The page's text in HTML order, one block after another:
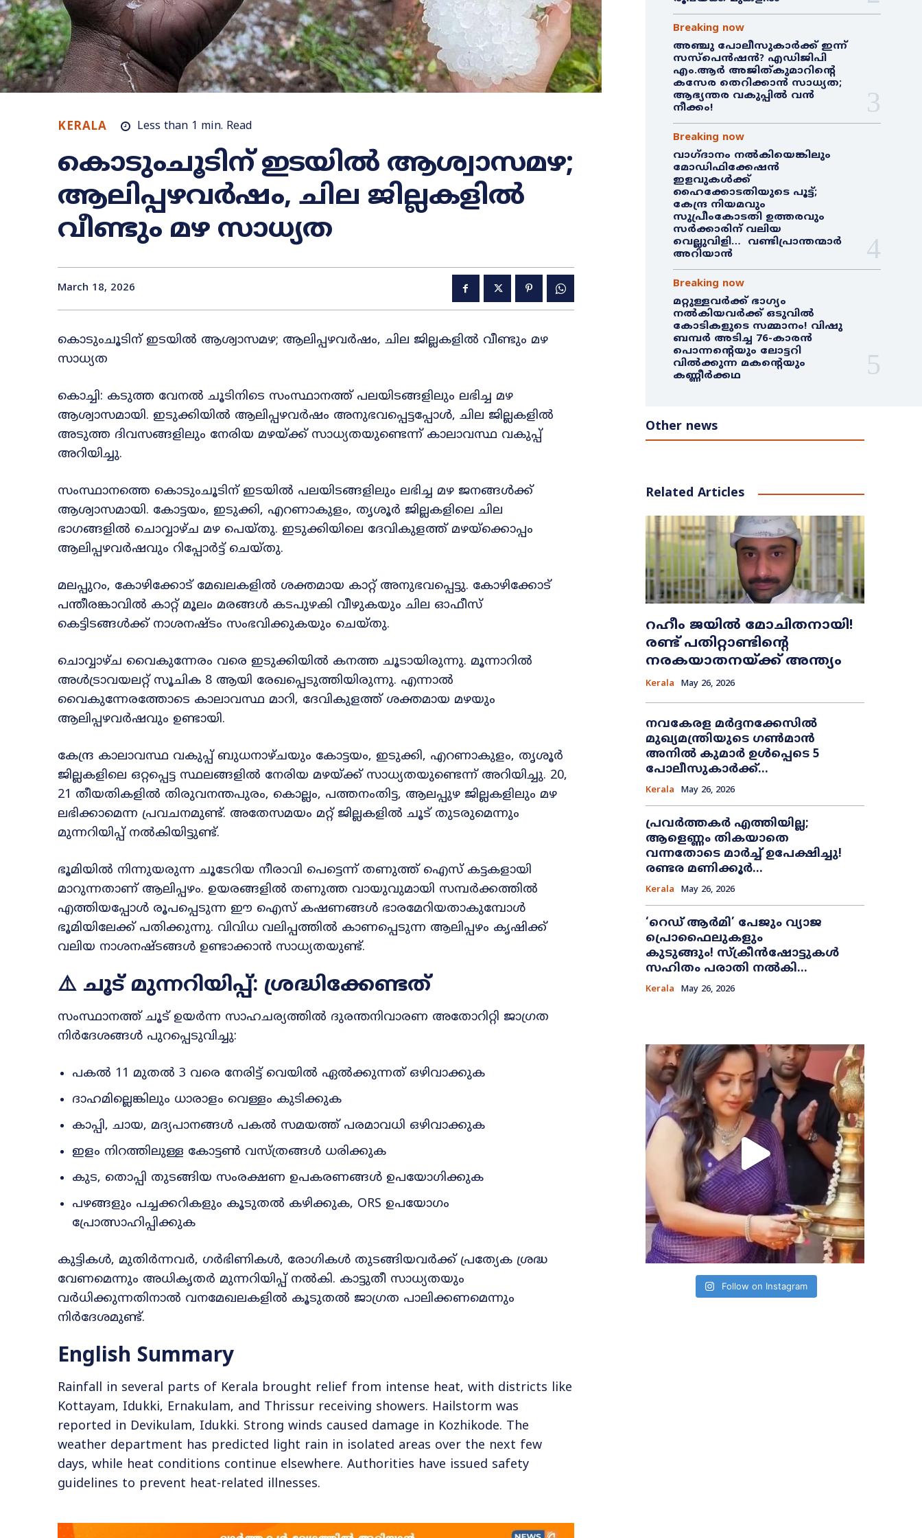
KERALA Less than 1 min. Read
കൊടുംചൂടിന് ഇടയിൽ ആശ്വാസമഴ;
ആലിപ്പഴവർഷം, ചില ജില്ലകളിൽ
വീണ്ടും മഴ സാധ്യത
March 18, 2026
കൊടുംചൂടിന് ഇടയിൽ ആശ്വാസമഴ; ആലിപ്പഴവർഷം, ചില ജില്ലകളിൽ വീണ്ടും മഴ
സാധ്യത
കൊച്ചി: കടുത്ത വേനൽ ചൂടിനിടെ സംസ്ഥാനത്ത് പലയിടങ്ങളിലും ലഭിച്ച മഴ
ആശ്വാസമായി. ഇടുക്കിയിൽ ആലിപ്പഴവർഷം അനുഭവപ്പെട്ടപ്പോൾ, ചില ജില്ലകളിൽ
അടുത്ത ദിവസങ്ങളിലും നേരിയ മഴയ്ക്ക് സാധ്യതയുണ്ടെന്ന് കാലാവസ്ഥ വകുപ്പ്
അറിയിച്ചു.
സംസ്ഥാനത്തെ കൊടുംചൂടിന് ഇടയിൽ പലയിടങ്ങളിലും ലഭിച്ച മഴ ജനങ്ങൾക്ക്
ആശ്വാസമായി. കോട്ടയം, ഇടുക്കി, എറണാകുളം, തൃശൂർ ജില്ലകളിലെ ചില
ഭാഗങ്ങളിൽ ചൊവ്വാഴ്ച മഴ പെയ്തു. ഇടുക്കിയിലെ ദേവികുളത്ത് മഴയ്‌ക്കൊപ്പം
ആലിപ്പഴവർഷവും റിപ്പോർട്ട് ചെയ്തു.
മലപ്പുറം, കോഴിക്കോട് മേഖലകളിൽ ശക്തമായ കാറ്റ് അനുഭവപ്പെട്ടു. കോഴിക്കോട്
പന്തീരങ്കാവിൽ കാറ്റ് മൂലം മരങ്ങൾ കടപുഴകി വീഴുകയും ചില ഓഫീസ്
കെട്ടിടങ്ങൾക്ക് നാശനഷ്ടം സംഭവിക്കുകയും ചെയ്തു.
ചൊവ്വാഴ്ച വൈകുന്നേരം വരെ ഇടുക്കിയിൽ കനത്ത ചൂടായിരുന്നു. മൂന്നാറിൽ
അൾട്രാവയലറ്റ് സൂചിക 8 ആയി രേഖപ്പെടുത്തിയിരുന്നു. എന്നാൽ
വൈകുന്നേരത്തോടെ കാലാവസ്ഥ മാറി, ദേവികുളത്ത് ശക്തമായ മഴയും
ആലിപ്പഴവർഷവും ഉണ്ടായി.
കേന്ദ്ര കാലാവസ്ഥ വകുപ്പ് ബുധനാഴ്ചയും കോട്ടയം, ഇടുക്കി, എറണാകുളം, തൃശൂർ
ജില്ലകളിലെ ഒറ്റപ്പെട്ട സ്ഥലങ്ങളിൽ നേരിയ മഴയ്ക്ക് സാധ്യതയുണ്ടെന്ന് അറിയിച്ചു. 20,
21 തീയതികളിൽ തിരുവനന്തപുരം, കൊല്ലം, പത്തനംതിട്ട, ആലപ്പുഴ ജില്ലകളിലും മഴ
ലഭിക്കാമെന്ന പ്രവചനമുണ്ട്. അതേസമയം മറ്റ് ജില്ലകളിൽ ചൂട് തുടരുമെന്നും
മുന്നറിയിപ്പ് നൽകിയിട്ടുണ്ട്.
ഭൂമിയിൽ നിന്നുയരുന്ന ചൂടേറിയ നീരാവി പെട്ടെന്ന് തണുത്ത് ഐസ് കട്ടകളായി
മാറുന്നതാണ് ആലിപ്പഴം. ഉയരങ്ങളിൽ തണുത്ത വായുവുമായി സമ്പർക്കത്തിൽ
എത്തിയപ്പോൾ രൂപപ്പെടുന്ന ഈ ഐസ് കഷണങ്ങൾ ഭാരമേറിയതാകുമ്പോൾ
ഭൂമിയിലേക്ക് പതിക്കുന്നു. വിവിധ വലിപ്പത്തിൽ കാണപ്പെടുന്ന ആലിപ്പഴം കൃഷിക്ക്
വലിയ നാശനഷ്ടങ്ങൾ ഉണ്ടാക്കാൻ സാധ്യതയുണ്ട്.
⚠️ ചൂട് മുന്നറിയിപ്പ്: ശ്രദ്ധിക്കേണ്ടത്
സംസ്ഥാനത്ത് ചൂട് ഉയർന്ന സാഹചര്യത്തിൽ ദുരന്തനിവാരണ അതോറിറ്റി ജാഗ്രത
നിർദേശങ്ങൾ പുറപ്പെടുവിച്ചു:
പകൽ 11 മുതൽ 3 വരെ നേരിട്ട് വെയിൽ ഏൽക്കുന്നത് ഒഴിവാക്കുക
ദാഹമില്ലെങ്കിലും ധാരാളം വെള്ളം കുടിക്കുക
കാപ്പി, ചായ, മദ്യപാനങ്ങൾ പകൽ സമയത്ത് പരമാവധി ഒഴിവാക്കുക
ഇളം നിറത്തിലുള്ള കോട്ടൺ വസ്ത്രങ്ങൾ ധരിക്കുക
കുട, തൊപ്പി തുടങ്ങിയ സംരക്ഷണ ഉപകരണങ്ങൾ ഉപയോഗിക്കുക
പഴങ്ങളും പച്ചക്കറികളും കൂടുതൽ കഴിക്കുക, ORS ഉപയോഗം
പ്രോത്സാഹിപ്പിക്കുക
കുട്ടികൾ, മുതിർന്നവർ, ഗർഭിണികൾ, രോഗികൾ തുടങ്ങിയവർക്ക് പ്രത്യേക ശ്രദ്ധ
വേണമെന്നും അധികൃതർ മുന്നറിയിപ്പ് നൽകി. കാട്ടുതീ സാധ്യതയും
വർധിക്കുന്നതിനാൽ വനമേഖലകളിൽ കൂടുതൽ ജാഗ്രത പാലിക്കണമെന്നും
നിർദേശമുണ്ട്.
English Summary
Rainfall in several parts of Kerala brought relief from intense heat, with districts like
Kottayam, Idukki, Ernakulam, and Thrissur receiving showers. Hailstorm was
reported in Devikulam, Idukki. Strong winds caused damage in Kozhikode. The
weather department has predicted light rain in isolated areas over the next few
days, while heat conditions continue elsewhere. Authorities have issued safety
guidelines to prevent heat-related illnesses.
Breaking now
അഞ്ചു പോലീസുകാർക്ക് ഇന്ന്
സസ്‌പെൻഷൻ? എഡിജിപി
എം.ആർ അജിത്കുമാറിൻ്റെ
കസേര തെറിക്കാൻ സാധ്യത;
ആഭ്യന്തര വകുപ്പിൽ വൻ
നീക്കം!
Breaking now
വാഗ്ദാനം നൽകിയെങ്കിലും
മോഡിഫിക്കേഷൻ
ഇളവുകൾക്ക്
ഹൈക്കോടതിയുടെ പൂട്ട്;
കേന്ദ്ര നിയമവും
സുപ്രീംകോടതി ഉത്തരവും
സർക്കാരിന് വലിയ
വെല്ലുവിളി… വണ്ടിപ്രാന്തന്മാർ
അറിയാൻ
Breaking now
മറ്റുള്ളവർക്ക് ഭാഗ്യം
നൽകിയവർക്ക് ഒടുവിൽ
കോടികളുടെ സമ്മാനം! വിഷു
ബമ്പർ അടിച്ച 76-കാരൻ
പൊന്നന്റെയും ലോട്ടറി
വിൽക്കുന്ന മകന്റെയും
കണ്ണീർക്കഥ
Other news
Related Articles
റഹീം ജയിൽ മോചിതനായി!
രണ്ട് പതിറ്റാണ്ടിന്റെ
നരകയാതനയ്ക്ക് അന്ത്യം
Kerala May 26, 2026
നവകേരള മർദ്ദനക്കേസിൽ
മുഖ്യമന്ത്രിയുടെ ഗൺമാൻ
അനിൽ കുമാർ ഉൾപ്പെടെ 5
പോലീസുകാർക്ക്...
Kerala May 26, 2026
പ്രവർത്തകർ എത്തിയില്ല;
ആളെണ്ണം തികയാതെ
വന്നതോടെ മാർച്ച് ഉപേക്ഷിച്ചു!
രണ്ടര മണിക്കൂർ...
Kerala May 26, 2026
​‘റെഡ് ആർമി’ പേജും വ്യാജ
പ്രൊഫൈലുകളും
കുടുങ്ങും! സ്ക്രീൻഷോട്ടുകൾ
സഹിതം പരാതി നൽകി...
Kerala May 26, 2026
Follow on Instagram